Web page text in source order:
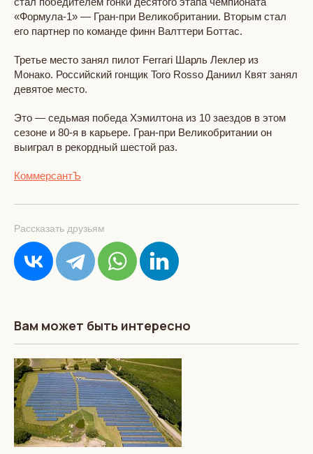
«Формула-1» — Гран-при Великобритании. Вторым стал
его партнер по команде финн Валттери Боттас.
Третье место занял пилот Ferrari Шарль Леклер из
Монако. Российский гонщик Toro Rosso Даниил Квят занял
девятое место.
Это — седьмая победа Хэмилтона из 10 заездов в этом
сезоне и 80-я в карьере. Гран-при Великобритании он
выиграл в рекордный шестой раз.
КоммерсантЪ
Рассказать друзьям
Вам может быть интересно